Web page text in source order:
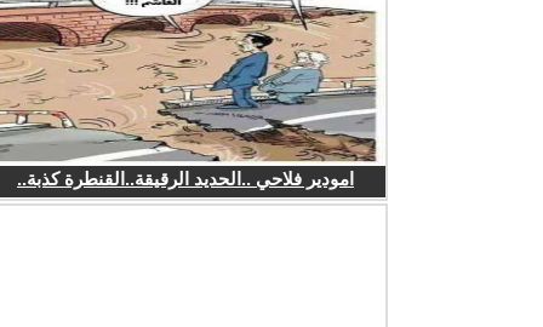
امودير فلاحي ..الحديد الرقيقة..القنطرة كذبة..